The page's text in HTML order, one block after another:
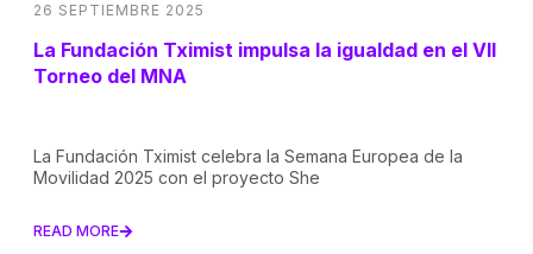
26 SEPTIEMBRE 2025
La Fundación Tximist impulsa la igualdad en el VII
Torneo del MNA
La Fundación Tximist celebra la Semana Europea de la
Movilidad 2025 con el proyecto She
READ MORE